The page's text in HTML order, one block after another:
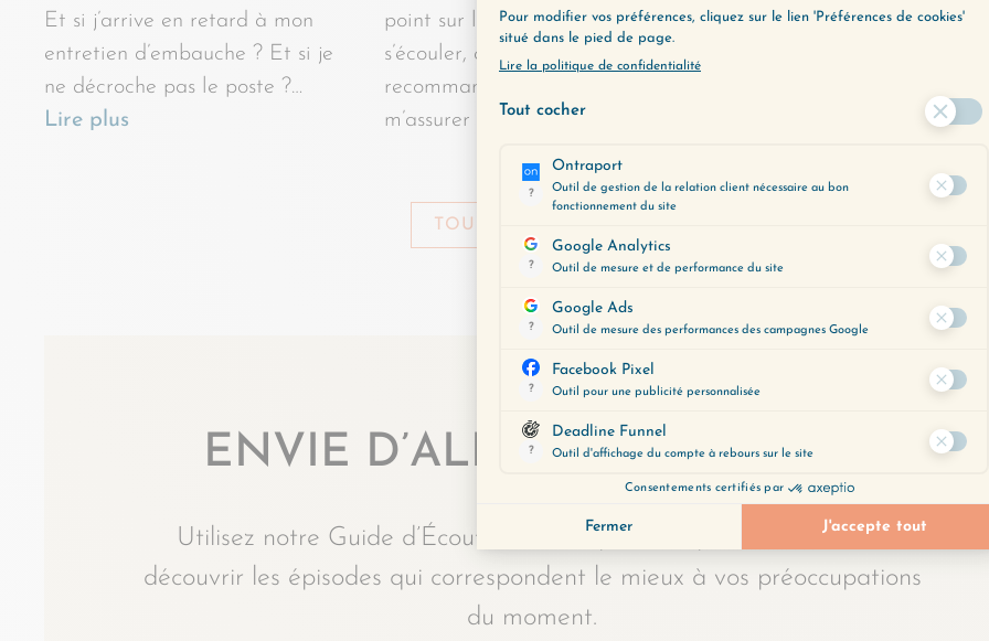
Et si j’arrive en retard à mon
entretien d’embauche ? Et si je
ne décroche pas le poste ?…
Lire plus
point sur l’année qui vient de
s’écouler, ce que je vous
recommande vivement, je veux
m’assurer que…Lire plus
ne me montre jamais qu’il
Lire plus
TOUS LES ÉPISODES
ENVIE D’ALLER PLUS LOIN ?
Utilisez notre Guide d’Écoute, un outil précieux pour vous aider à
découvrir les épisodes qui correspondent le mieux à vos préoccupations
du moment.